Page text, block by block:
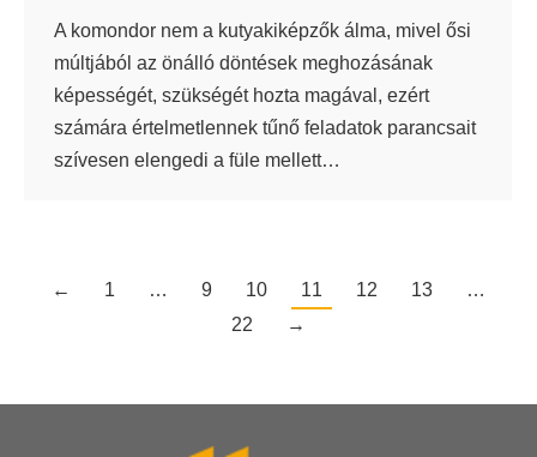
A komondor nem a kutyakiképzők álma, mivel ősi
múltjából az önálló döntések meghozásának
képességét, szükségét hozta magával, ezért
számára értelmetlennek tűnő feladatok parancsait
szívesen elengedi a füle mellett…
← 1 … 9 10 11 12 13
…
22
→